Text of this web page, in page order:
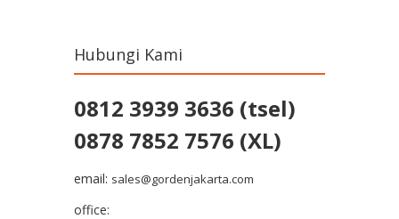
Hubungi Kami
0812 3939 3636 (tsel)
0878 7852 7576 (XL)
email: sales@gordenjakarta.com
office: